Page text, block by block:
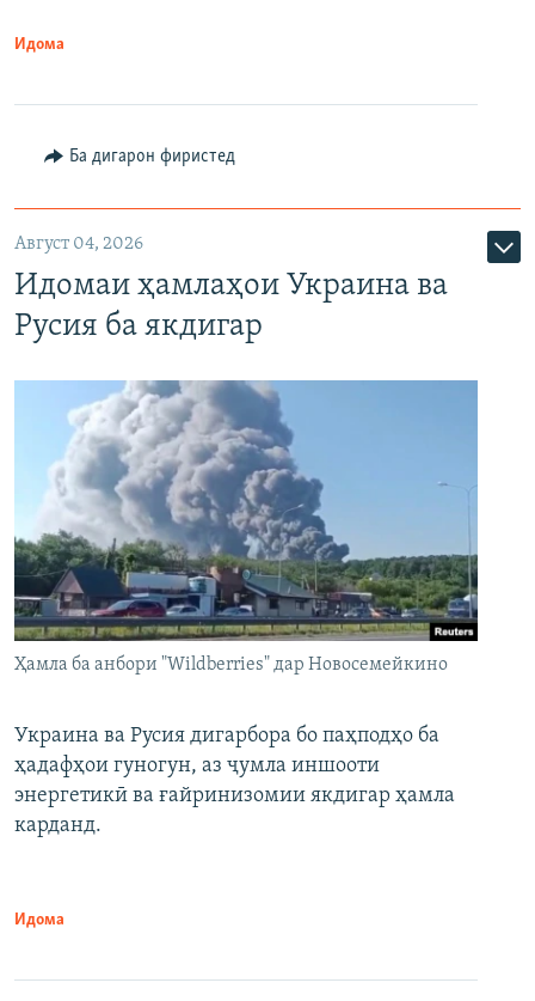
Идома
Ба дигарон фиристед
Август 04, 2026
Идомаи ҳамлаҳои Украина ва
Русия ба якдигар
Ҳамла ба анбори "Wildberries" дар Новосемейкино
Украина ва Русия дигарбора бо паҳподҳо ба
ҳадафҳои гуногун, аз ҷумла иншооти
энергетикӣ ва ғайринизомии якдигар ҳамла
карданд.
Идома